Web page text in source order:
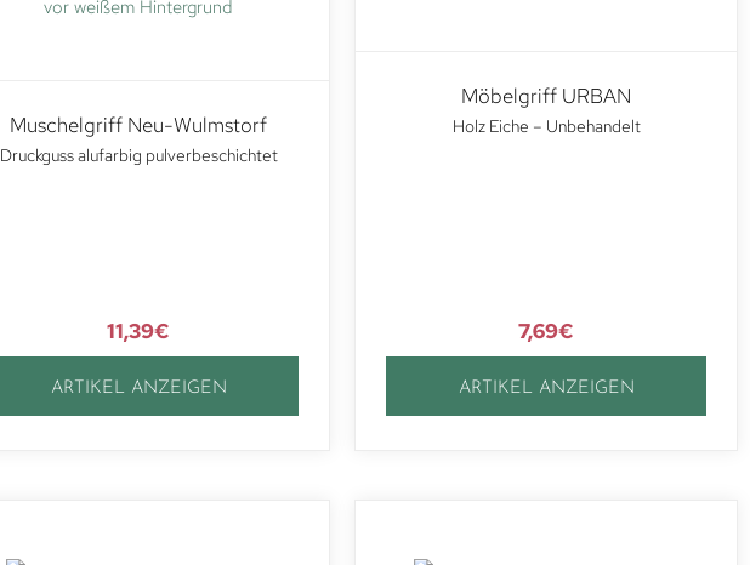
Muschelgriff Neu-Wulmstorf
Druckguss alufarbig pulverbeschichtet
11,39€
ARTIKEL ANZEIGEN
Möbelgriff URBAN
Holz Eiche – Unbehandelt
7,69€
ARTIKEL ANZEIGEN